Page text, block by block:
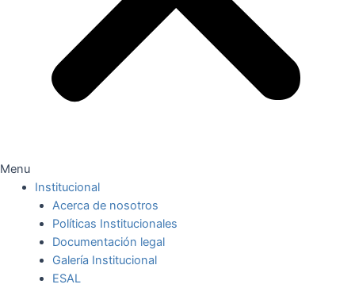
Menu
Institucional
Acerca de nosotros
Políticas Institucionales
Documentación legal
Galería Institucional
ESAL